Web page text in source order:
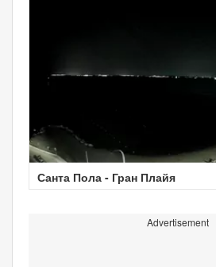
Санта Пола - Гран Плайя
Advertisement